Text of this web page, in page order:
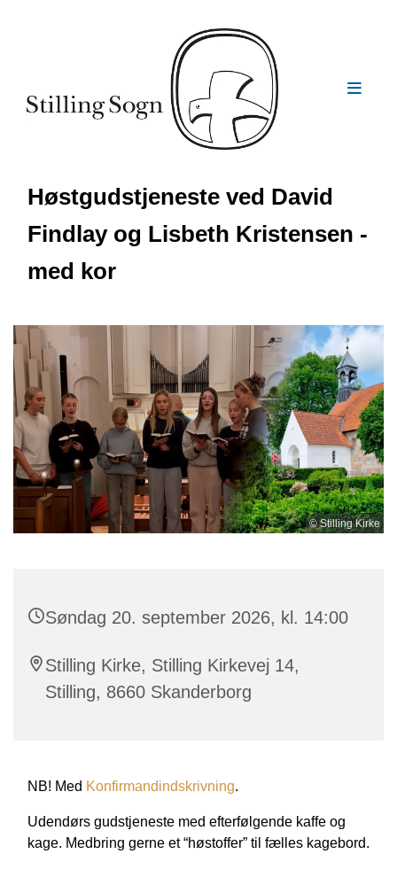
Høstgudstjeneste ved David
Findlay og Lisbeth Kristensen -
med kor
© Stilling Kirke
Søndag 20. september 2026, kl. 14:00
Stilling Kirke, Stilling Kirkevej 14,
Stilling, 8660 Skanderborg
NB! Med Konfirmandindskrivning.
Udendørs gudstjeneste med efterfølgende kaffe og
kage. Medbring gerne et “høstoffer” til fælles kagebord.